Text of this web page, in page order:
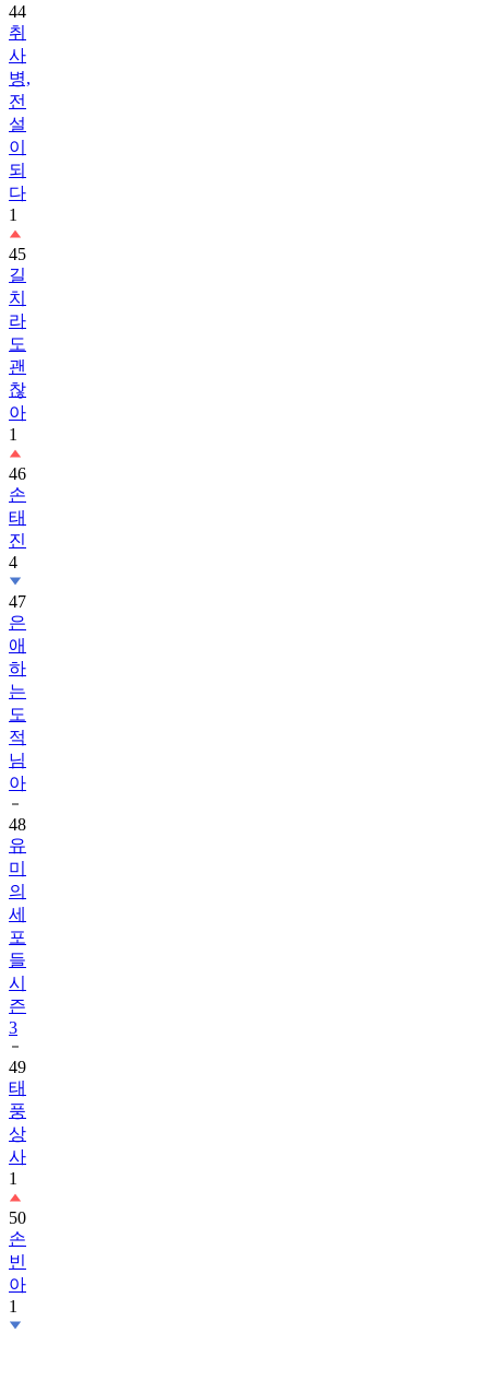
44
취
사
병,
전
설
이
되
다
1
45
길
치
라
도
괜
찮
아
1
46
손
태
진
4
47
은
애
하
는
도
적
님
아
48
유
미
의
세
포
들
시
즌
3
49
태
풍
상
사
1
50
손
빈
아
1